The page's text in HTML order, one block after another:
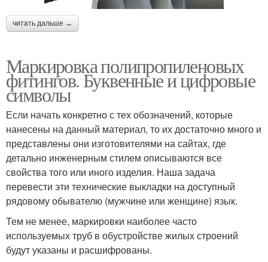
читать дальше →
Маркировка полипропиленовых
фитингов. Буквенные и цифровые
символы
Если начать конкретно с тех обозначений, которые
нанесены на данный материал, то их достаточно много и
представлены они изготовителями на сайтах, где
детально инженерным стилем описываются все
свойства того или иного изделия. Наша задача
перевести эти технические выкладки на доступный
рядовому обывателю (мужчине или женщине) язык.
Тем не менее, маркировки наиболее часто
используемых труб в обустройстве жилых строений
будут указаны и расшифрованы.